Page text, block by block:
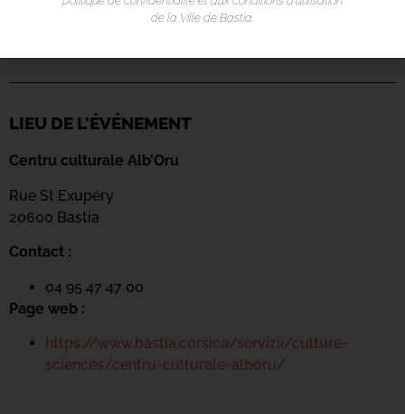
LIEU DE L'ÉVÉNEMENT
Centru culturale Alb’Oru
Rue St Exupéry
20600 Bastia
Contact :
04 95 47 47 00
Page web :
https://www.bastia.corsica/servizii/culture-
sciences/centru-culturale-alboru/
de la Ville de Bastia.